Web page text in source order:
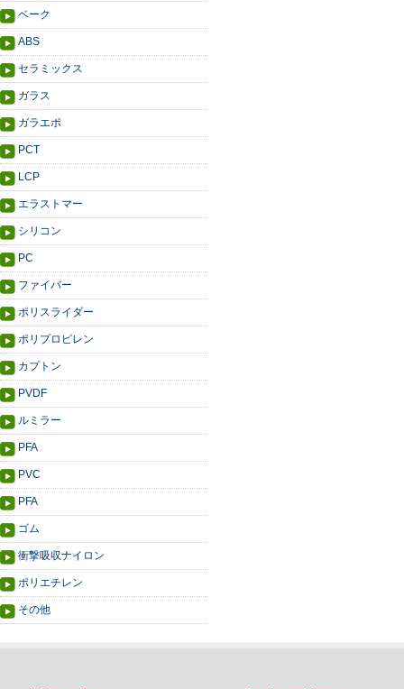
ベーク
ABS
セラミックス
ガラス
ガラエポ
PCT
LCP
エラストマー
シリコン
PC
ファイバー
ポリスライダー
ポリプロピレン
カプトン
PVDF
ルミラー
PFA
PVC
PFA
ゴム
衝撃吸収ナイロン
ポリエチレン
その他